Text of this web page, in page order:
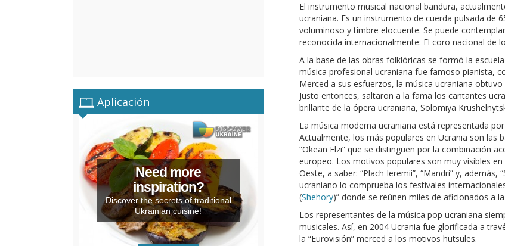
Aplicación
Need more
inspiration?
Discover the secrets of traditional
Ukrainian cuisine!
El instrumento musical nacional bandura,
ucraniana. Es un instrumento de cuerda pulsada de
voluminoso y timbre elocuente. Se puede
reconocida internacionalmente: El coro nacional de
A la base de las obras folklóricas se formó la
música profesional ucraniana fue famoso pianista,
Merced a sus esfuerzos, la música ucraniana
Justo entonces, saltaron a la fama los cantantes
brillante de la ópera ucraniana, Solomiya
La música moderna ucraniana está representada
Actualmente, los más populares en Ucrania son las
“Okean Elzi” que se distinguen por la combinación
europeo. Los motivos populares son muy visibles
Oeste, a saber: “Plach Ieremii”, “Mandri” y, además,
ucraniano lo comprueba los festivales
(Shehory)” donde se reúnen miles de aficionados a
Los representantes de la música pop ucraniana
musicales. Así, en 2004 Ucrania fue glorificada a
la “Eurovisión” merced a los motivos hutsules.